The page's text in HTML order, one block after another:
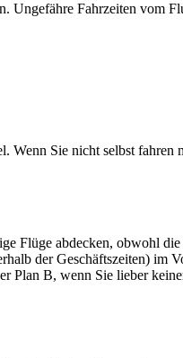
Ungefähre Fahrzeiten vom
Wenn Sie nicht selbst fahren
Flüge abdecken, obwohl
der Geschäftszeiten)
Plan B, wenn Sie lieber